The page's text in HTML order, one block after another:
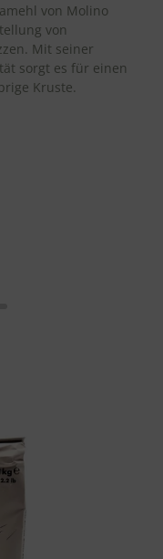
von Molino
von
Mit seiner
sorgt es für einen
Kruste.